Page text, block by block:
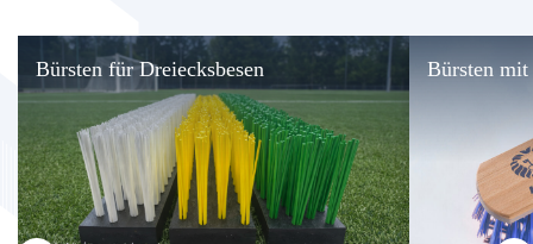
Bürsten für Dreiecksbesen Bürsten